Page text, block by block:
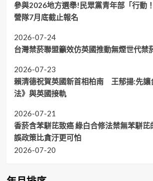
參與2026地方選舉!民眾黨青年部「行動
營隊7月底截止報名
2026-07-24
台灣禁菸聯盟籲效仿英國推動無煙世代
2026-07-23
賴清德祝賀英國新首相柏南 王郁揚:先讓
法》與英國接軌
2026-07-21
香菸含苯駢芘致癌 綠白合修法禁無苯駢
誤政策比貪汙更可怕
2026-07-20